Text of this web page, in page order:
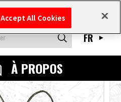
À PROPOS
FR
Accept All Cookies